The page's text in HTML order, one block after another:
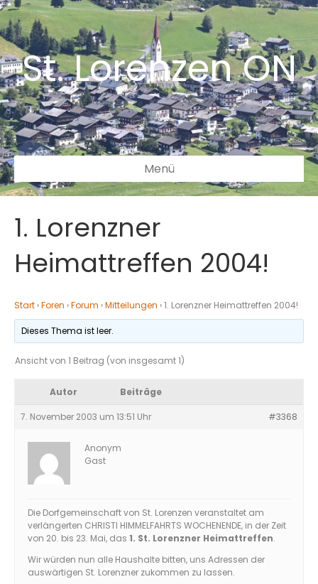
St. Lorenzen ON
Menü
1. Lorenzner
Heimattreffen 2004!
Start ›Foren ›Forum ›Mitteilungen ›1. Lorenzner Heimattreffen 2004!
Dieses Thema ist leer.
Ansicht von 1 Beitrag (von insgesamt 1)
Autor Beiträge
7. November 2003 um 13:51 Uhr #3368
Anonym
Gast
Die Dorfgemeinschaft von St. Lorenzen veranstaltet am
verlängerten CHRISTI HIMMELFAHRTS WOCHENENDE, in der Zeit
von 20. bis 23. Mai, das 1. St. Lorenzner Heimattreffen.
Wir würden nun alle Haushalte bitten, uns Adressen der
auswärtigen St. Lorenzner zukommen zu lassen.